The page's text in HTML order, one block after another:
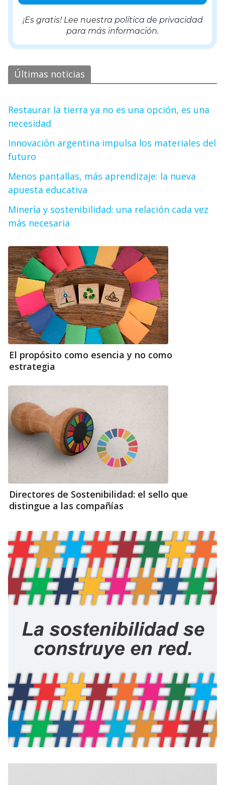
¡Es gratis! Lee nuestra política de privacidad
para más información.
Últimas noticias
Restaurar la tierra ya no es una opción, es una
necesidad
Innovación argentina impulsa los materiales del
futuro
Menos pantallas, más aprendizaje: la nueva
apuesta educativa
Minería y sostenibilidad: una relación cada vez
más necesaria
El propósito como esencia y no como
estrategia
Directores de Sostenibilidad: el sello que
distingue a las compañías